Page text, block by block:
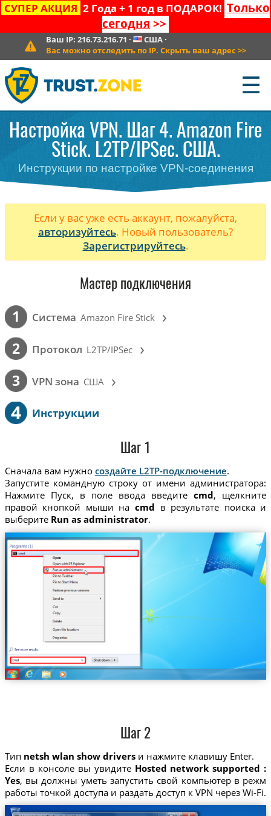
СУПЕР АКЦИЯ 2 Года + 1 год в ПОДАРОК! Только
сегодня >>
Ваш IP: 216.73.216.71 · США·
Вас можно отследить по IP. Скрыть ваш адрес >>
☰
Настройка VPN. Шаг 4. Amazon Fire
Stick. L2TP/IPSec. США.
Инструкции по настройке VPN-соединения
Если у вас уже есть аккаунт, пожалуйста,
авторизуйтесь. Новый пользователь?
Зарегистрируйтесь.
Мастер подключения
1 Cистема Amazon Fire Stick ›
2 Протокол L2TP/IPSec ›
3 VPN зона США ›
4 Инструкции
Шаг 1
Сначала вам нужно создайте L2TP-подключение.
Запустите командную строку от имени администратора:
Нажмите Пуск, в поле ввода введитеcmd, щелкните
правой кнопкой мыши на cmd в результате поиска и
выберите Run as administrator.
Шаг 2
Тип netsh wlan show driversи нажмите клавишу Enter.
Если в консоле вы увидите Hosted network supported :
Yes, вы должны уметь запустить свой компьютер в режм
работы точкой доступа и раздать доступ к VPN через Wi-Fi.